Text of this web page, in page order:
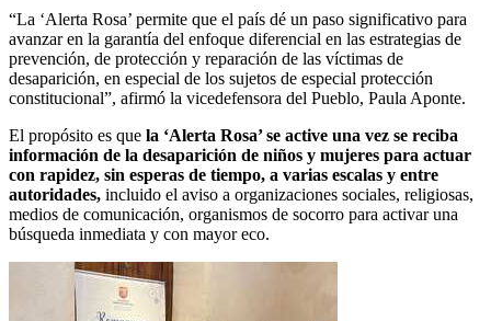
“La ‘Alerta Rosa’ permite que el país dé un paso significativo para
avanzar en la garantía del enfoque diferencial en las estrategias de
prevención, de protección y reparación de las víctimas de
desaparición, en especial de los sujetos de especial protección
constitucional”, afirmó la vicedefensora del Pueblo, Paula Aponte.
El propósito es que la ‘Alerta Rosa’ se active una vez se reciba
información de la desaparición de niños y mujeres para actuar
con rapidez, sin esperas de tiempo, a varias escalas y entre
autoridades, incluido el aviso a organizaciones sociales, religiosas,
medios de comunicación, organismos de socorro para activar una
búsqueda inmediata y con mayor eco.